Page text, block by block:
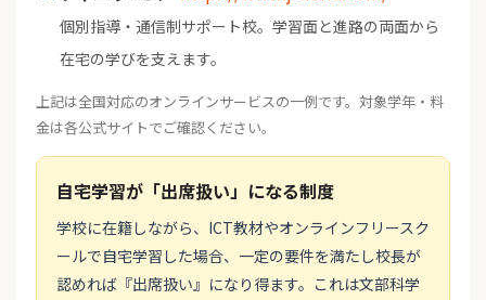
個別指導・通信制サポート校。学習面と進路の両面から
在宅の学びを支えます。
上記は全国対応のオンラインサービスの一例です。対象学年・料
金は各公式サイトでご確認ください。
自宅学習が「出席扱い」になる制度
学校に在籍しながら、ICT教材やオンラインフリースク
ールで自宅学習した場合、一定の要件を満たし校長が
認めれば『出席扱い』になり得ます。これは文部科学